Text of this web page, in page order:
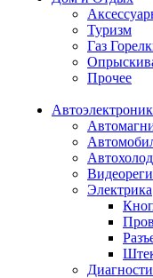
Туризм
Газ
Прочее
Электрика